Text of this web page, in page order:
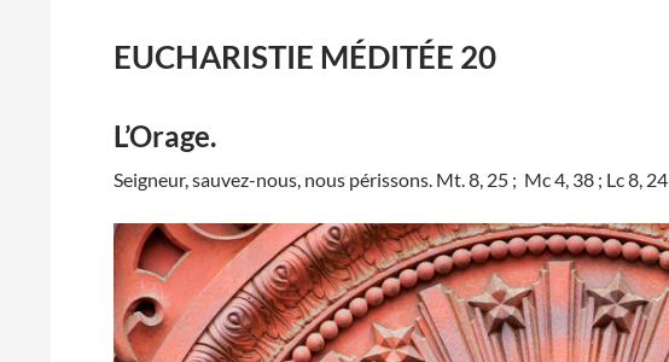
EUCHARISTIE MÉDITÉE 20
L’Orage.
Seigneur, sauvez-nous, nous périssons. Mt. 8, 25 ; Mc 4, 38 ; Lc 8, 24